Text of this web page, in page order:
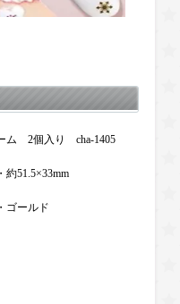
ム 2個入り cha-1405
約51.5×33mm
ゴールド